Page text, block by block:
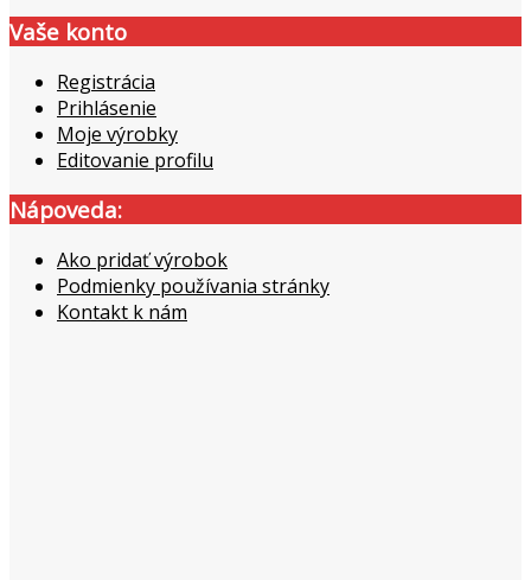
Vaše konto
Registrácia
Prihlásenie
Moje výrobky
Editovanie profilu
Nápoveda:
Ako pridať výrobok
Podmienky používania stránky
Kontakt k nám